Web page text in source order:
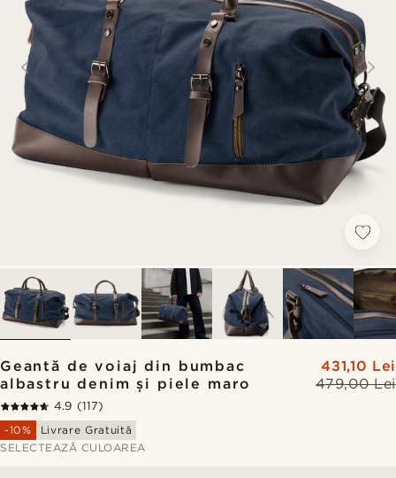
Geantă de voiaj din bumbac
albastru denim și piele maro
479,00 Lei
431,10 Lei
4.9 (117)
-10%
Livrare Gratuită
SELECTEAZĂ CULOAREA